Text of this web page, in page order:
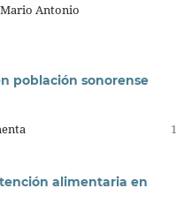
Mario Antonio
población sonorense
alimentaria en